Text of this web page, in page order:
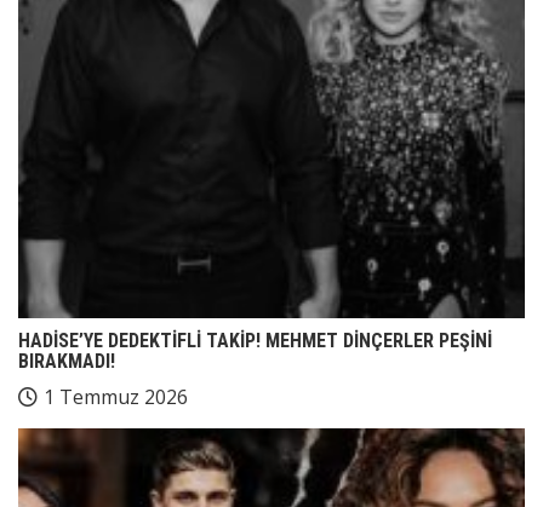
HADİSE’YE DEDEKTİFLİ TAKİP! MEHMET DİNÇERLER PEŞİNİ
BIRAKMADI!
1 Temmuz 2026